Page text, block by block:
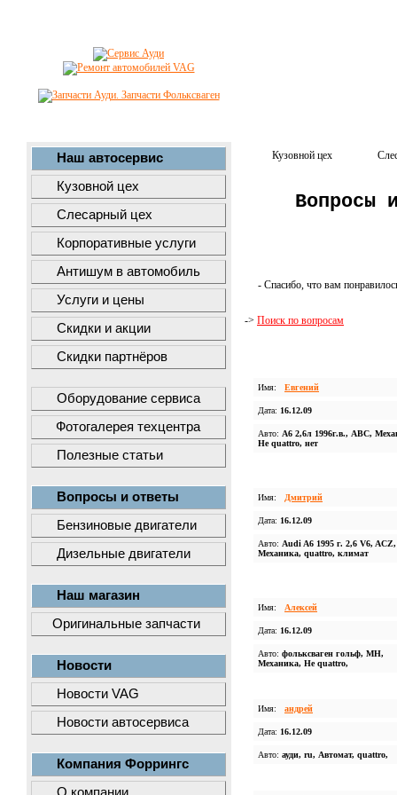
Наш автосервис
Кузовной цех
Слесарный цех
Корпоративные услуги
Антишум в автомобиль
Услуги и цены
Скидки и акции
Скидки партнёров
Оборудование сервиса
Фотогалерея техцентра
Полезные статьи
Вопросы и ответы
Бензиновые двигатели
Дизельные двигатели
Наш магазин
Оригинальные запчасти
Новости
Новости VAG
Новости автосервиса
Компания Форрингс
Кузовной цех
Вопросы
- Спасибо, что вам
-> Поиск по вопросам
Имя: Евгений
Дата: 16.12.09
Авто: A6 2,6л 1996г.в., АВС,
Не quattro, нет
Имя: Дмитрий
Дата: 16.12.09
Авто: Audi A6 1995 г. 2,6 V6, ACZ,
Механика, quattro, климат
Имя: Алексей
Дата: 16.12.09
Авто: фольксваген гольф, МН,
Механика, Не quattro,
Имя: андрей
Дата: 16.12.09
Авто: ауди, ru, Автомат, quattro,